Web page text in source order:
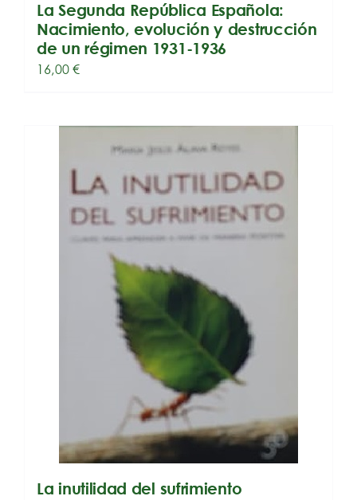
La Segunda República Española:
Nacimiento, evolución y destrucción
de un régimen 1931-1936
16,00€
La inutilidad del sufrimiento